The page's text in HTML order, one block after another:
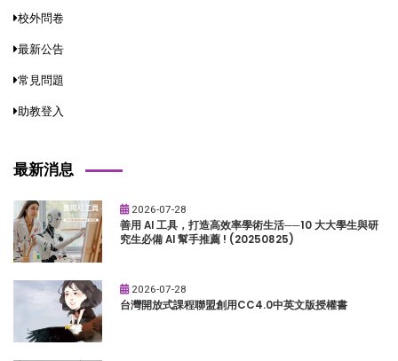
校外問卷
最新公告
常見問題
助教登入
最新消息
2026-07-28
善用 AI 工具，打造高效率學術生活──10 大大學生與研
究生必備 AI 幫手推薦 ! (20250825)
2026-07-28
台灣開放式課程聯盟創用CC4.0中英文版授權書